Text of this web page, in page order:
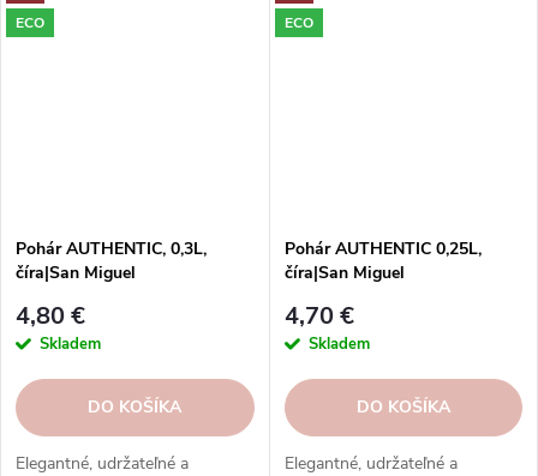
ECO
Pohár AUTHENTIC, 0,3L,
číra|San Miguel
4,80 €
Skladem
DO KOŠÍKA
Elegantné, udržateľné a
ECO
Pohár AUTHENTIC 0,25L,
číra|San Miguel
4,70 €
Skladem
DO KOŠÍKA
Elegantné, udržateľné a